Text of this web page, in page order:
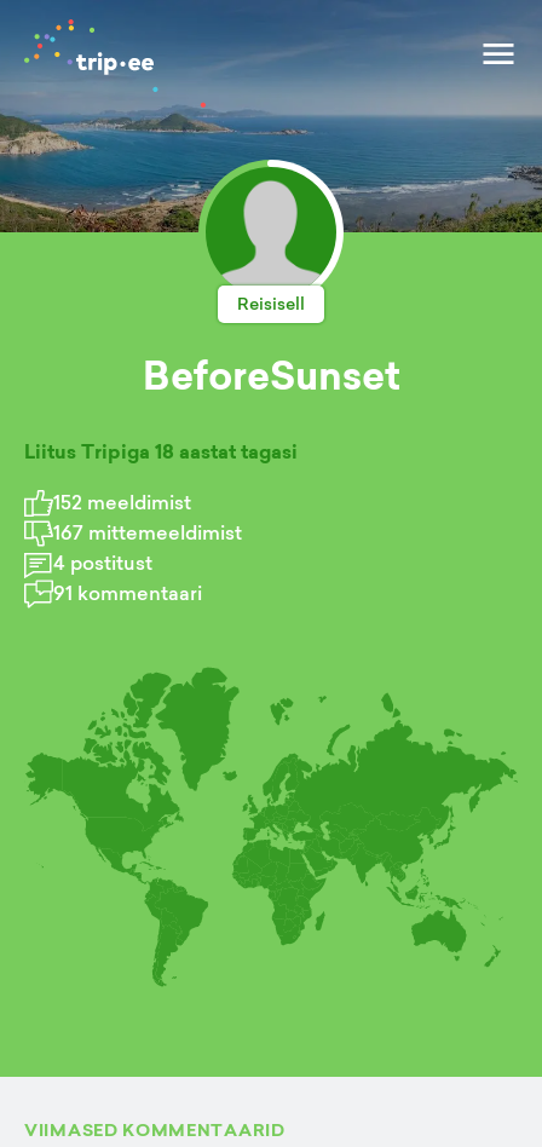
Reisisell
BeforeSunset
Liitus Tripiga 18 aastat tagasi
152 meeldimist
167 mittemeeldimist
4 postitust
91 kommentaari
VIIMASED KOMMENTAARID